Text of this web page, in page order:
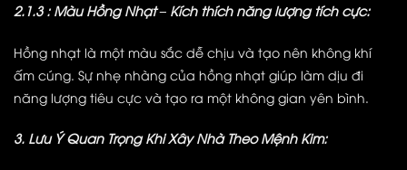
2.1.3 : Màu Hồng Nhạt – Kích thích năng lượng tích cực:
Hồng nhạt là một màu sắc dễ chịu và tạo nên không khí
ấm cúng. Sự nhẹ nhàng của hồng nhạt giúp làm dịu đi
năng lượng tiêu cực và tạo ra một không gian yên bình.
3. Lưu Ý Quan Trọng Khi Xây Nhà Theo Mệnh Kim: